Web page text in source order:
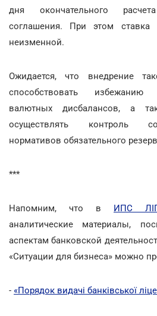
дня окончательного
соглашения. При этом ставка
неизменной.
Ожидается, что внедрение
способствовать избежанию
валютных дисбалансов, а
осуществлять контроль
нормативов обязательного
***
Напомним, что в ИПС
аналитические материалы,
аспектам банковской
«Ситуации для бизнеса» можно
- «Порядок видачі банківської